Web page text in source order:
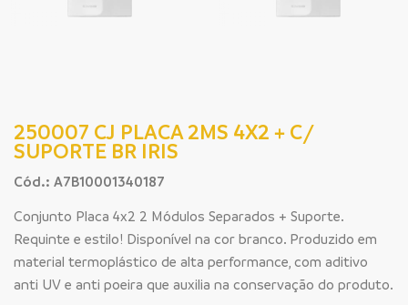
250007 CJ PLACA 2MS 4X2 + C/
SUPORTE BR IRIS
Cód.: A7B10001340187
Conjunto Placa 4x2 2 Módulos Separados + Suporte.
Requinte e estilo! Disponível na cor branco. Produzido em
material termoplástico de alta performance, com aditivo
anti UV e anti poeira que auxilia na conservação do produto.